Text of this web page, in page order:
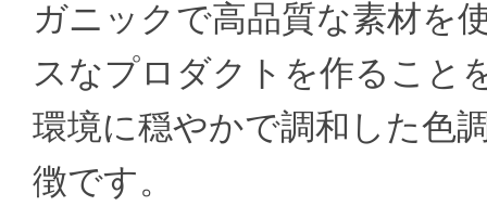
ガニックで高品質な素材を
スなプロダクトを作ること
環境に穏やかで調和した色
徴です。